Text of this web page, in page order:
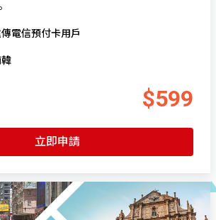
電信預付卡用戶
$599
立即申請